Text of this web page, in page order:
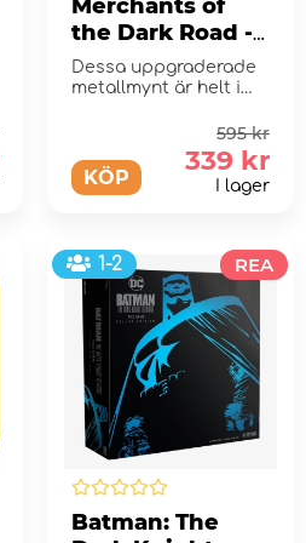
Merchants of
the Dark Road -
Lumi Metal
Coins (Exp.)
Dessa uppgraderade
metallmynt är helt i
KÖP
595 kr
339 kr
I lager
1-2 REA
Batman: The